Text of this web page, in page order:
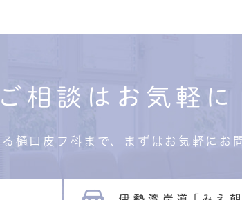
相談はお気軽に
樋口皮フ科まで、まずはお気軽にお